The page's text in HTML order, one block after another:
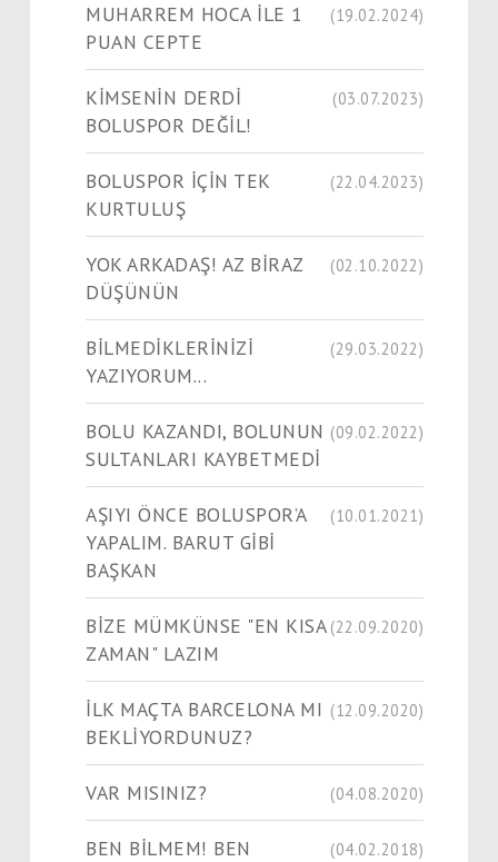
MUHARREM HOCA İLE 1
PUAN CEPTE
(19.02.2024)
KİMSENİN DERDİ
BOLUSPOR DEĞİL!
(03.07.2023)
BOLUSPOR İÇİN TEK
KURTULUŞ
(22.04.2023)
YOK ARKADAŞ! AZ BİRAZ
DÜŞÜNÜN
(02.10.2022)
BİLMEDİKLERİNİZİ
YAZIYORUM...
(29.03.2022)
BOLU KAZANDI, BOLUNUN
SULTANLARI KAYBETMEDİ
(09.02.2022)
AŞIYI ÖNCE BOLUSPOR’A
YAPALIM. BARUT GİBİ
BAŞKAN
(10.01.2021)
BİZE MÜMKÜNSE "EN KISA
ZAMAN" LAZIM
(22.09.2020)
İLK MAÇTA BARCELONA MI
BEKLİYORDUNUZ?
(12.09.2020)
VAR MISINIZ? (04.08.2020)
BEN BİLMEM! BEN (04.02.2018)